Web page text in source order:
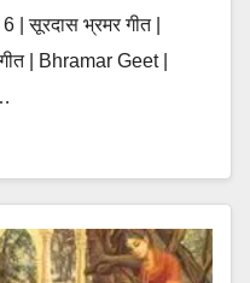
सूरदास भ्रमर गीत |
गीत | Bhramar Geet |